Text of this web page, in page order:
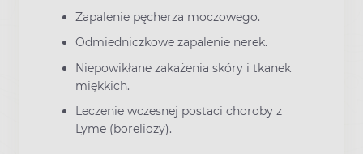
Zapalenie pęcherza moczowego.
Odmiedniczkowe zapalenie nerek.
Niepowikłane zakażenia skóry i tkanek
miękkich.
Leczenie wczesnej postaci choroby z
Lyme (boreliozy).